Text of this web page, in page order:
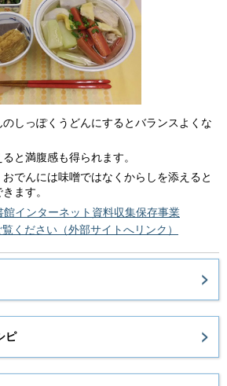
しっぽくうどんにするとバランスよくな
と満腹感も得られます。
でんには味噌ではなくからしを添えると
ます。
インターネット資料収集保存事業
ください（外部サイトへリンク）
ピ